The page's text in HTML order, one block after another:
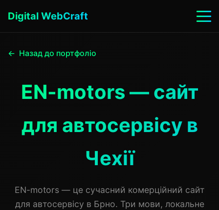
Digital WebCraft
Назад до портфоліо
EN-motors — сайт
для автосервісу в
Чехії
EN-motors — це сучасний комерційний сайт
для автосервісу в Брно. Три мови, локальне